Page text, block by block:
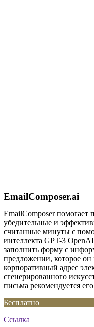
EmailComposer.ai
EmailComposer помогает
убедительные и
считанные минуты с
интеллекта GPT-3
заполнить форму с
предложении, которое он
корпоративный адрес
сгенерированного
письма рекомендуется
Бесплатно
Ссылка